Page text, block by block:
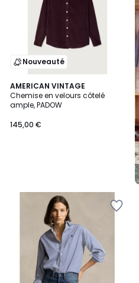
Nouveauté
AMERICAN VINTAGE
Chemise en velours côtelé
ample, PADOW
145,00 €